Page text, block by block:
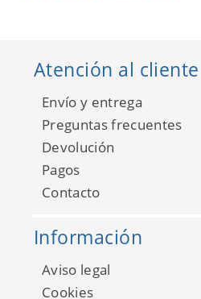
La Foret 102936033
Atención al cliente
Envío y entrega
Preguntas frecuentes
Devolución
Pagos
Contacto
Información
Aviso legal
Cookies